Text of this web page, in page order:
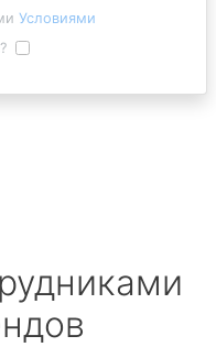
Условиями